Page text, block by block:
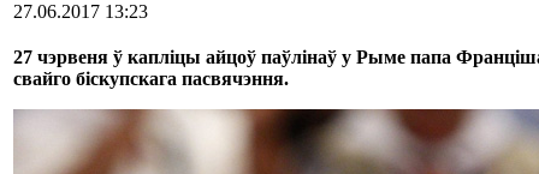
27.06.2017 13:23
27 чэрвеня ў капліцы айцоў паўлінаў у Рыме папа
свайго біскупскага пасвячэння.